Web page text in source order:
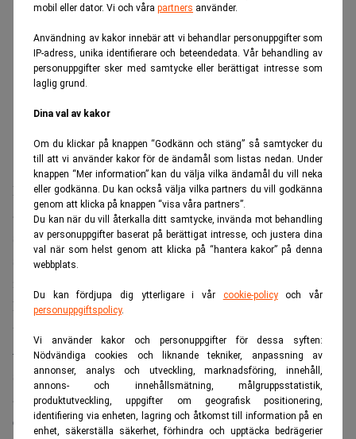
mobil eller dator. Vi och våra partners använder.
Användning av kakor innebär att vi behandlar personuppgifter som
IP-adress, unika identifierare och beteendedata. Vår behandling av
personuppgifter sker med samtycke eller berättigat intresse som
laglig grund.
Dina val av kakor
Om du klickar på knappen “Godkänn och stäng” så samtycker du
till att vi använder kakor för de ändamål som listas nedan. Under
knappen “Mer information” kan du välja vilka ändamål du vill neka
eller godkänna. Du kan också välja vilka partners du vill godkänna
genom att klicka på knappen “visa våra partners”.
Du kan när du vill återkalla ditt samtycke, invända mot behandling
av personuppgifter baserat på berättigat intresse, och justera dina
val när som helst genom att klicka på “hantera kakor” på denna
webbplats.
Du kan fördjupa dig ytterligare i vår cookie-policyoch vår
personuppgiftspolicy.
Vi använder kakor och personuppgifter för dessa syften:
Nödvändiga cookies och liknande tekniker, anpassning av
annonser, analys och utveckling, marknadsföring, innehåll,
annons- och innehållsmätning, målgruppsstatistik,
produktutveckling, uppgifter om geografisk positionering,
identifiering via enheten, lagring och åtkomst till information på en
enhet, säkerställa säkerhet, förhindra och upptäcka bedrägerier
Det är de biträdande juristernas arbete som först kommer
att utmanas genom återanvändning, automatisering och
standardisering berättar Charlotta Kronblad. Detta kan vi
se i lägre ratios (delägare/biträdande jurister) på byråerna
Rent generellt har kunskapsintensiva industrier mycket att
vinna på digitalisering.
– Får man möjlighet att spara och återanvända kunskap
samt möjlighet att standardisera och automatisera
arbetsprocesser, så finns stora potential till
effektivitetsvinster. Lika många jurister kan då utföra